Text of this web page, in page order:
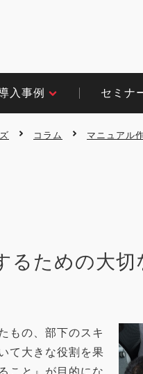
入事例​ セミナ
コラム マニュアル
るための大
もの、部下のスキ
て大きな役割を果
こと』が目的にな